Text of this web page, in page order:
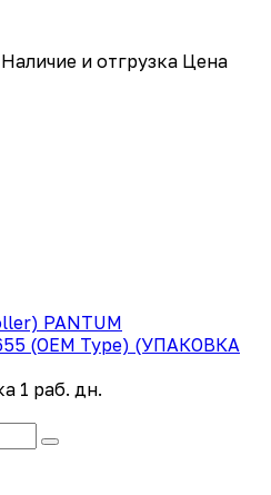
Наличие и отгрузка Цена
PANTUM
(OEM Type) (УПАКОВКА
1 раб. дн.